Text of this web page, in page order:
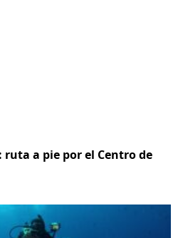
a pie por el Centro de